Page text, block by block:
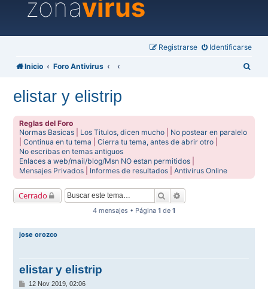
zonavirus
Identificarse
Registrarse
Inicio Foro Antivirus
elistar y elistrip
Reglas del Foro
Normas Basicas
Los Titulos, dicen mucho
No postear en paralelo
|Continua en tu tema |Cierra tu tema, antes de abrir otro
No escribas en temas antiguos
Enlaces a web/mail/blog/Msn NO estan permitidos
Mensajes Privados
Informes de resultados |Antivirus Online
Cerrado Buscar
4 mensajes • Página 1 de 1
jose orozco
elistar y elistrip
M12 Nov 2019, 02:06